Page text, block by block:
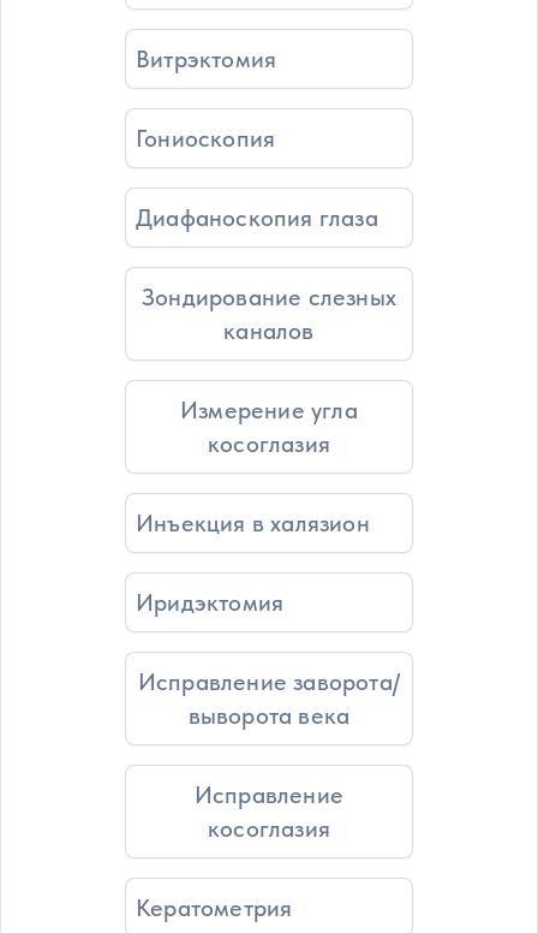
Витрэктомия
Гониоскопия
Диафаноскопия глаза
Зондирование слезных
каналов
Измерение угла
косоглазия
Инъекция в халязион
Иридэктомия
Исправление заворота/
выворота века
Исправление
косоглазия
Кератометрия